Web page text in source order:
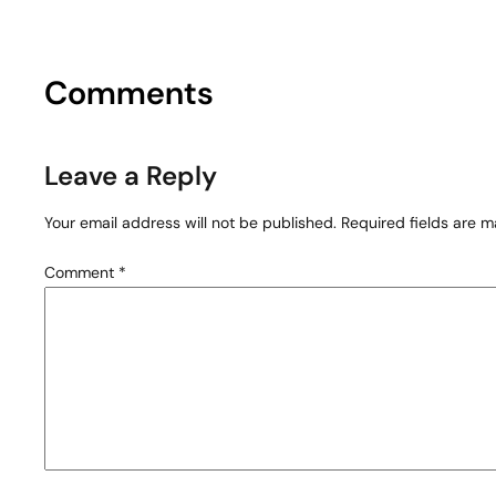
Comments
Leave a Reply
Your email address will not be published. Required fields are
Comment *